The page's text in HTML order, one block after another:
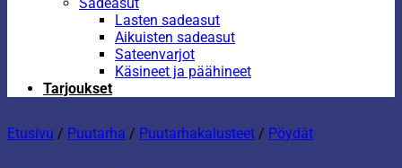
Lasten sadeasut
Aikuisten sadeasut
Sateenvarjot
Käsineet ja päähineet
Tarjoukset
Etusivu / Puutarha / Puutarhakalusteet / Pöydät